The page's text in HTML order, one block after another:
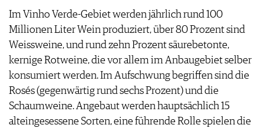
Im Vinho Verde-Gebiet werden jährlich rund 100
Millionen Liter Wein produziert, über 80 Prozent sind
Weissweine, und rund zehn Prozent säurebetonte,
kernige Rotweine, die vor allem im Anbaugebiet selber
konsumiert werden. Im Aufschwung begriffen sind die
Rosés (gegenwärtig rund sechs Prozent) und die
Schaumweine. Angebaut werden hauptsächlich 15
alteingesessene Sorten, eine führende Rolle spielen die